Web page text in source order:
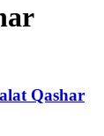
Qashar